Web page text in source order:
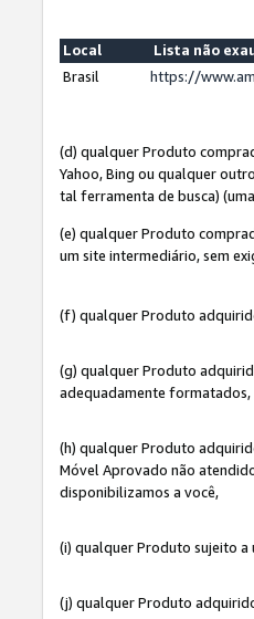
Local
Lista não
Brasil
https://
(d) qualquer Produto
Yahoo, Bing ou qualquer
tal ferramenta de busca)
(e) qualquer Produto
um site intermediário, sem
(f) qualquer Produto
(g) qualquer Produto
adequadamente formatados,
(h) qualquer Produto
Móvel Aprovado não
disponibilizamos a você,
(i) qualquer Produto sujeito a
(j) qualquer Produto